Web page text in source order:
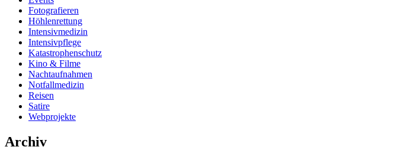
Fotografieren
Höhlenrettung
Intensivmedizin
Intensivpflege
Katastrophenschutz
Kino & Filme
Nachtaufnahmen
Notfallmedizin
Reisen
Satire
Webprojekte
Archiv